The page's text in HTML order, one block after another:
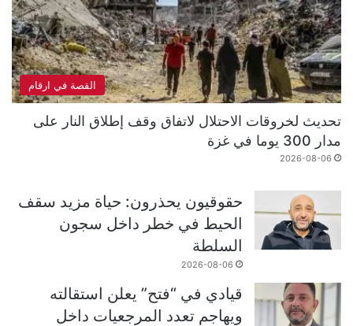
القصة في ارقام
تحديث لخروقات الاحتلال لاتفاق وقف إطلاق النار على
مدار 300 يوما في غزة
2026-08-06
حقوقيون يحذرون: حياة مزيد سقف
الحيط في خطر داخل سجون
السلطة
2026-08-06
قيادي في “فتح” يعلن استقالته
ويهاجم تعدد المرجعيات داخل